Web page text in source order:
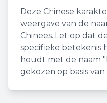
Deze Chinese
weergave van de
Chinees. Let op dat
specifieke betekenis
houdt met de naam "
gekozen op basis